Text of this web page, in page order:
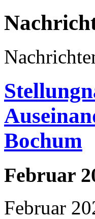
Bochum
Februar
Februar